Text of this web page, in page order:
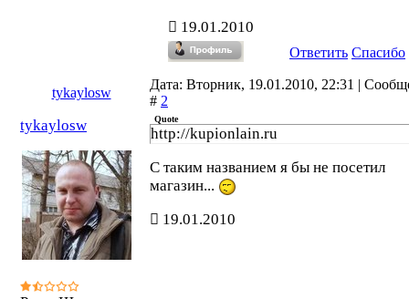
19.01.2010
Ответить Спасибо
tykaylosw
Дата: Вторник, 19.01.2010, 22:31 |
# 2
tykaylosw Quote
http://kupionlain.ru
С таким названием я бы не посетил
магазин...
19.01.2010